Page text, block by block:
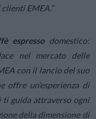
EMEA.”
espressodomestico:
nel mercato delle
con il lancio del suo
offre un’esperienza di
ti guida attraverso ogni
della dimensione di